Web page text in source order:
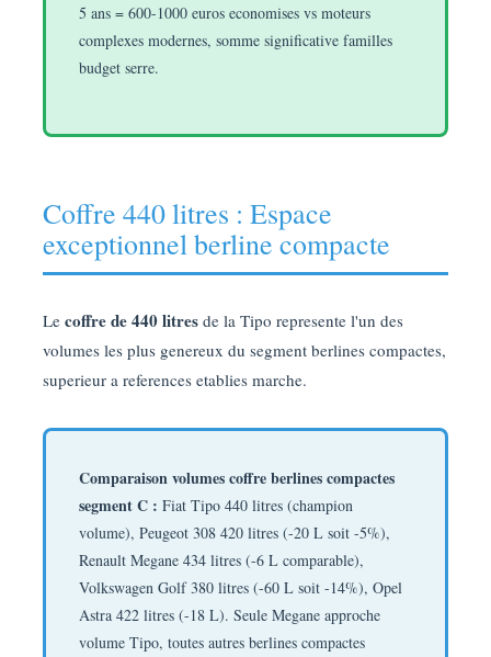
5 ans = 600-1000 euros economises vs moteurs
complexes modernes, somme significative familles
budget serre.
Coffre 440 litres : Espace
exceptionnel berline compacte
Le coffre de 440 litres de la Tipo represente l'un des
volumes les plus genereux du segment berlines compactes,
superieur a references etablies marche.
Comparaison volumes coffre berlines compactes
segment C : Fiat Tipo 440 litres (champion
volume), Peugeot 308 420 litres (-20 L soit -5%),
Renault Megane 434 litres (-6 L comparable),
Volkswagen Golf 380 litres (-60 L soit -14%), Opel
Astra 422 litres (-18 L). Seule Megane approche
volume Tipo, toutes autres berlines compactes